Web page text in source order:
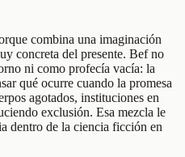
combina una imaginación
concreta del presente. Bef no
ni como profecía vacía: la
qué ocurre cuando la promesa
agotados, instituciones en
exclusión. Esa mezcla le
dentro de la ciencia ficción en